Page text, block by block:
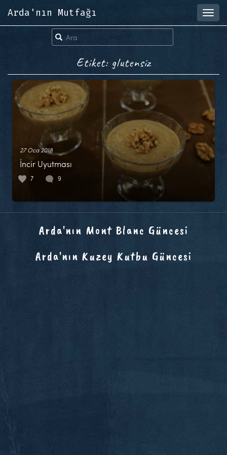
Arda'nın Mutfağı
Etiket: glutensiz
27 Oca 2018
İncir Uyutması
7 9
Arda'nın Mont Blanc Güncesi
Arda'nın Kuzey Kutbu Güncesi